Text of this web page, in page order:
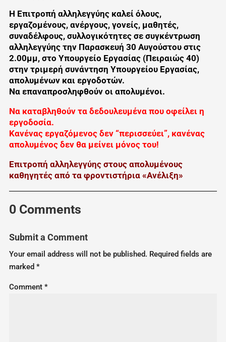
Η Επιτροπή αλληλεγγύης καλεί όλους,
εργαζομένους, ανέργους, γονείς, μαθητές,
συναδέλφους, συλλογικότητες σε συγκέντρωση
αλληλεγγύης την Παρασκευή 30 Αυγούστου στις
2.00μμ, στο Υπουργείο Εργασίας (Πειραιώς 40)
στην τριμερή συνάντηση Υπουργείου Εργασίας,
απολυμένων και εργοδοτών.
Να επαναπροσληφθούν οι απολυμένοι.
Να καταβληθούν τα δεδουλευμένα που οφείλει η
εργοδοσία.
Κανένας εργαζόμενος δεν “περισσεύει”, κανένας
απολυμένος δεν θα μείνει μόνος του!
Επιτροπή αλληλεγγύης στους απολυμένους
καθηγητές από τα φροντιστήρια «Ανέλιξη»
0 Comments
Submit a Comment
Your email address will not be published. Required fields are
marked *
Comment *